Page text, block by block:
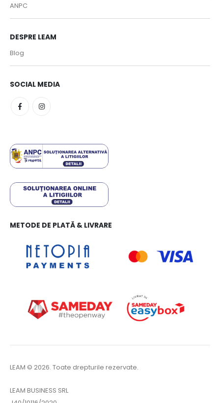
ANPC
DESPRE LEAM
Blog
SOCIAL MEDIA
METODE DE PLATĂ & LIVRARE
LEAM © 2026. Toate drepturile rezervate.
LEAM BUSINESS SRL